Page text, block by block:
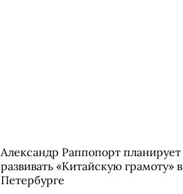
Александр Раппопорт планирует
развивать «Китайскую грамоту» в
Петербурге